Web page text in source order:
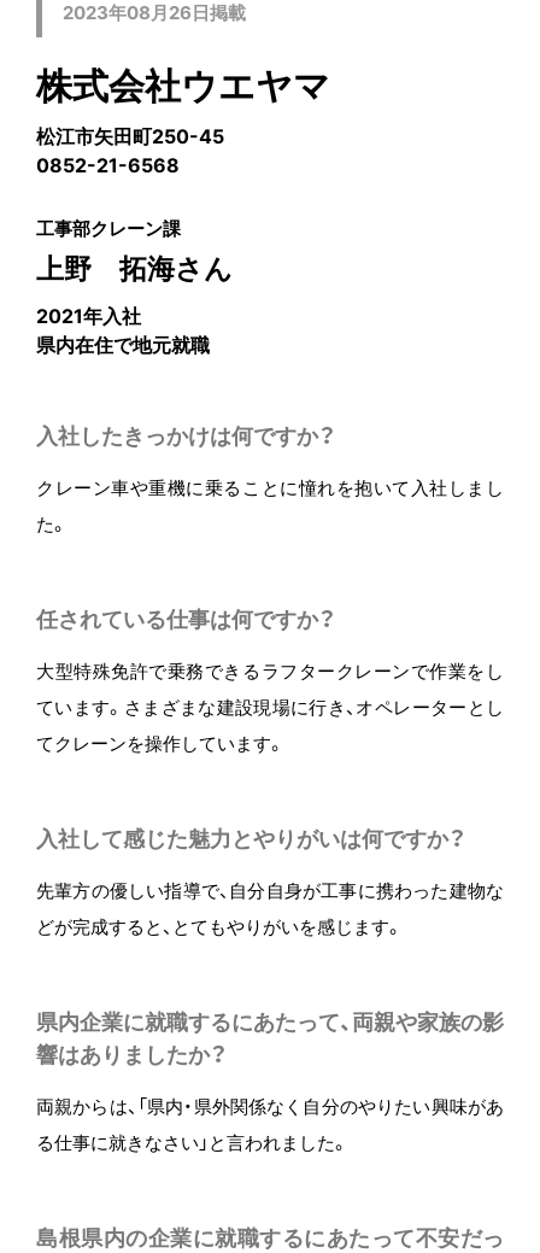
2023年08月26日掲載
株式会社ウエヤマ
松江市矢田町250-45
0852-21-6568
工事部クレーン課
上野 拓海さん
2021年入社
県内在住で地元就職
入社したきっかけは何ですか？
クレーン車や重機に乗ることに憧れを抱いて入社しまし
た。
任されている仕事は何ですか？
大型特殊免許で乗務できるラフタークレーンで作業をし
ています。さまざまな建設現場に行き、オペレーターとし
てクレーンを操作しています。
入社して感じた魅力とやりがいは何ですか？
先輩方の優しい指導で、自分自身が工事に携わった建物な
どが完成すると、とてもやりがいを感じます。
県内企業に就職するにあたって、両親や家族の影
響はありましたか？
両親からは、「県内・県外関係なく自分のやりたい興味があ
る仕事に就きなさい」と言われました。
島根県内の企業に就職するにあたって不安だっ